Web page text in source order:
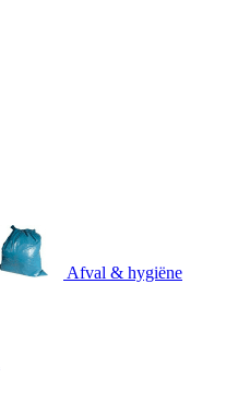
Afval & hygiëne